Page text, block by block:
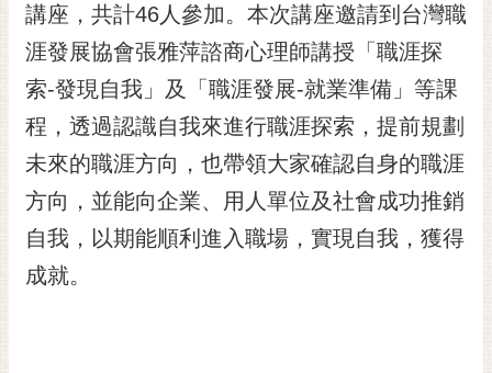
市民互動
黃
偉
哲
光
花
講座，共計46人參加。本次講座邀請到台灣職
涯發展協會張雅萍諮商心理師講授「職涯探
索-發現自我」及「職涯發展-就業準備」等課
程，透過認識自我來進行職涯探索，提前規劃
未來的職涯方向，也帶領大家確認自身的職涯
方向，並能向企業、用人單位及社會成功推銷
自我，以期能順利進入職場，實現自我，獲得
成就。